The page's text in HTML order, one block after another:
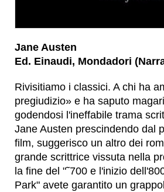
Jane Austen
Ed. Einaudi, Mondadori
Rivisitiamo i classici. A chi ha
pregiudizio» e ha saputo
godendosi l'ineffabile trama
Jane Austen prescindendo dal
film, suggerisco un altro dei
grande scrittrice vissuta nella
la fine del "˜700 e l'inizio
Park" avete garantito un